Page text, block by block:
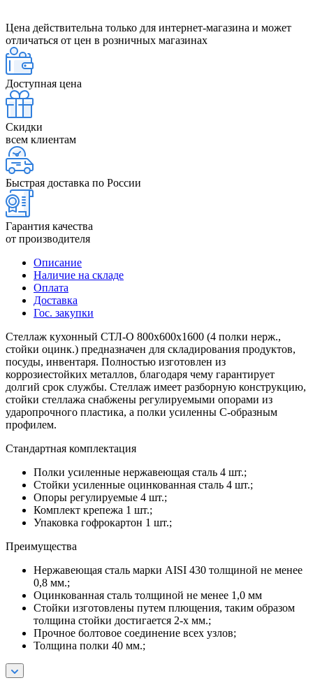
Цена действительна только для интернет-магазина и может
отличаться от цен в розничных магазинах
Доступная цена
Скидки
всем клиентам
Быстрая доставка по России
Гарантия качества
от производителя
Описание
Наличие на складе
Оплата
Доставка
Гос. закупки
Стеллаж кухонный СТЛ-О 800х600х1600 (4 полки нерж.,
стойки оцинк.) предназначен для складирования продуктов,
посуды, инвентаря. Полностью изготовлен из
коррозиестойких металлов, благодаря чему гарантирует
долгий срок службы. Стеллаж имеет разборную конструкцию,
стойки стеллажа снабжены регулируемыми опорами из
ударопрочного пластика, а полки усиленны С-образным
профилем.
Стандартная комплектация
Полки усиленные нержавеющая сталь 4 шт.;
Стойки усиленные оцинкованная сталь 4 шт.;
Опоры регулируемые 4 шт.;
Комплект крепежа 1 шт.;
Упаковка гофрокартон 1 шт.;
Преимущества
Нержавеющая сталь марки AISI 430 толщиной не менее
0,8 мм.;
Оцинкованная сталь толщиной не менее 1,0 мм
Стойки изготовлены путем плющения, таким образом
толщина стойки достигается 2-х мм.;
Прочное болтовое соединение всех узлов;
Толщина полки 40 мм.;